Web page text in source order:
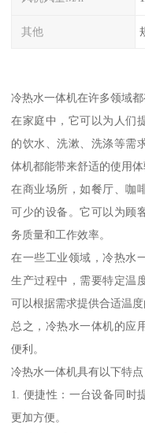
其他
冷热水一体机在许多领域都
在家庭中，它可以为人们
的饮水、洗漱、洗涤等需
体机都能带来舒适的使用体
在商业场所，如餐厅、咖
可少的设备。它可以为顾
务质量和工作效率。
在一些工业领域，冷热水
生产过程中，需要特定温
可以根据需求提供合适温
总之，冷热水一体机的应
便利。
冷热水一体机具有以下特点
1. 便捷性：一台设备同时
更加方便。